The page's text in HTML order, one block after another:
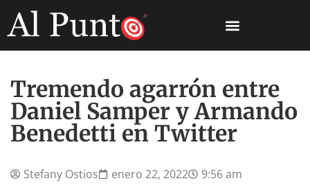
Tremendo agarrón entre
Daniel Samper y Armando
Benedetti en Twitter
Stefany Ostios enero 22, 2022 9:56 am